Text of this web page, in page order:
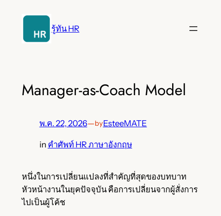
รู้ทัน HR
Manager-as-Coach Model
พ.ค. 22, 2026—byEsteeMATE
in คำศัพท์ HR ภาษาอังกฤษ
หนึ่งในการเปลี่ยนแปลงที่สำคัญที่สุดของบทบาท
หัวหน้างานในยุคปัจจุบัน คือการเปลี่ยนจากผู้สั่งการ
ไปเป็นผู้โค้ช